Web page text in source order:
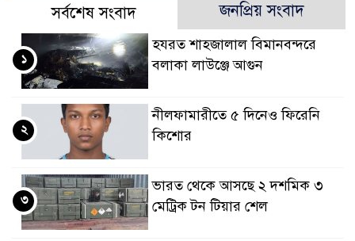
সর্বশেষ সংবাদ জনপ্রিয় সংবাদ
হযরত শাহজালাল বিমানবন্দরে
বলাকা লাউঞ্জে আগুন
১
নীলফামারীতে ৫ দিনেও ফিরেনি
কিশোর
২
ভারত থেকে আসছে ২ দশমিক ৩
মেট্রিক টন টিয়ার শেল
৩